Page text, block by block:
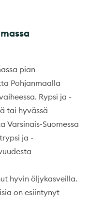
pian
Pohjanmaalla
Rypsi ja -
tai hyvässä
Varsinais-Suomessa
ja -
hyvin öljykasveilla.
on esiintynyt